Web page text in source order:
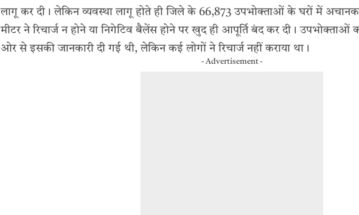
लागू कर दी। लेकिन व्यवस्था लागू होते ही जिले के 66,873 उपभोक्ताओं के घरों में
मीटर ने रिचार्ज न होने या निगेटिव बैलेंस होने पर खुद ही आपूर्ति बंद कर दी। उपभोक्ताओं
ओर से इसकी जानकारी दी गई थी, लेकिन कई लोगों ने रिचार्ज नहीं कराया था।
- Advertisement -